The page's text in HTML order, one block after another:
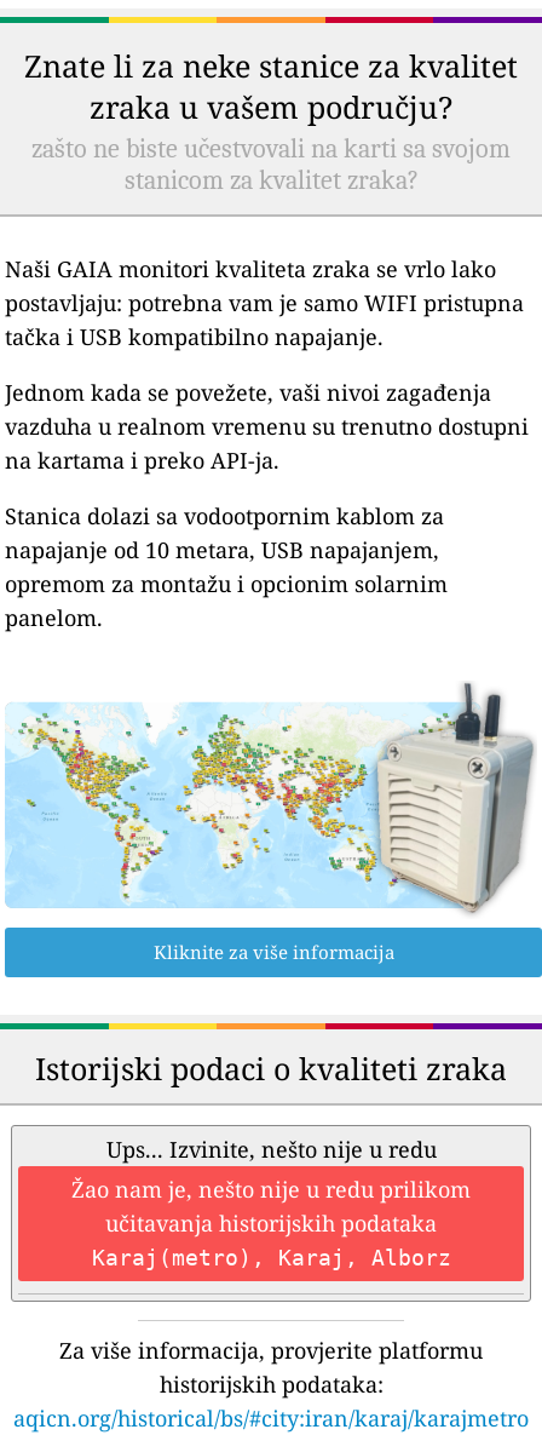
Znate li za neke stanice za kvalitet
zraka u vašem području?
zašto ne biste učestvovali na karti sa svojom
stanicom za kvalitet zraka?
Naši GAIA monitori kvaliteta zraka se vrlo lako
postavljaju: potrebna vam je samo WIFI pristupna
tačka i USB kompatibilno napajanje.
Jednom kada se povežete, vaši nivoi zagađenja
vazduha u realnom vremenu su trenutno dostupni
na kartama i preko API-ja.
Stanica dolazi sa vodootpornim kablom za
napajanje od 10 metara, USB napajanjem,
opremom za montažu i opcionim solarnim
panelom.
Kliknite za više informacija
Istorijski podaci o kvaliteti zraka
Ups... Izvinite, nešto nije u redu
Žao nam je, nešto nije u redu prilikom
učitavanja historijskih podataka
Karaj(metro), Karaj, Alborz
Za više informacija, provjerite platformu
historijskih podataka:
aqicn.org/historical/bs/#city:iran/karaj/karajmetro